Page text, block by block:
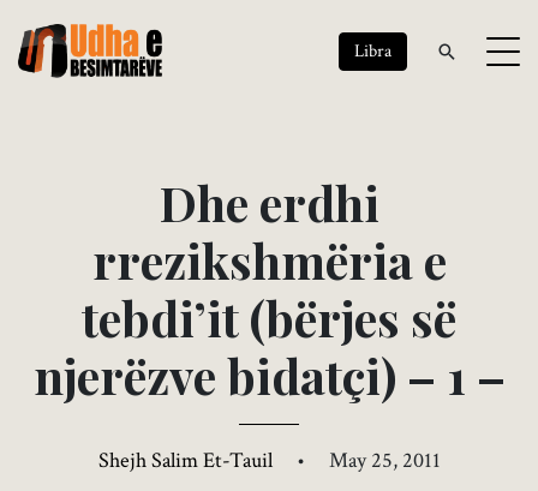
Libra
Dhe erdhi
rrezikshmëriae
tebdi’it(bërjes së
njerëzvebidatçi) – 1 –
Shejh Salim Et-Tauil • May 25, 2011